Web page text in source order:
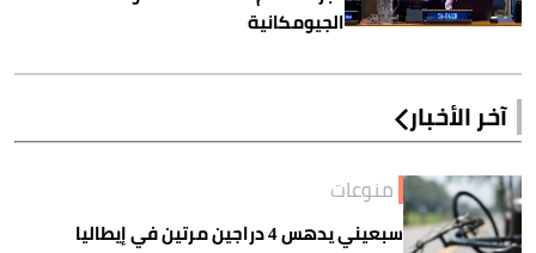
الجيومكانية
آخر الأخبار
منوعات
سبعيني يدهس 4 دراجين مرتين في إيطاليا